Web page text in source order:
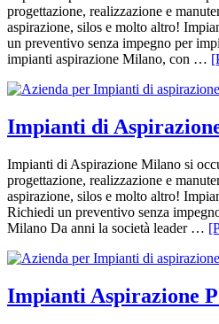
progettazione, realizzazione e
aspirazione, silos e molto altro!
un preventivo senza impegno per
impianti aspirazione Milano, con …
Impianti di
Impianti di Aspirazione Milano si
progettazione, realizzazione e
aspirazione, silos e molto altro!
Richiedi un preventivo senza
Milano Da anni la società leader …
Impianti Aspirazione